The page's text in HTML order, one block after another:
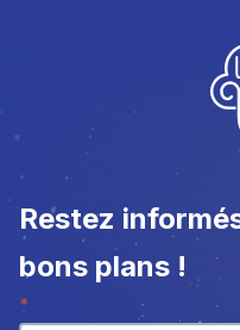
Restez
bons plans !
Newsletter
*